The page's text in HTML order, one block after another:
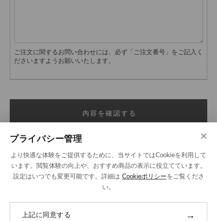
ご注文に関するお問い合わせには、必ず「ご注文番号」をご記入く
ださいますようお願いいたします。
内容を確認する
SHOPPING GUIDE
ご注文の流れ
×
プライバシー管理
より快適な体験をご提供するために、当サイトではCookieを利用して
います。閲覧体験の向上や、おすすめ商品の表示に役立てています。
設定はいつでも変更可能です。詳細は Cookieポリシーをご覧くださ
い。
上記に同意する →